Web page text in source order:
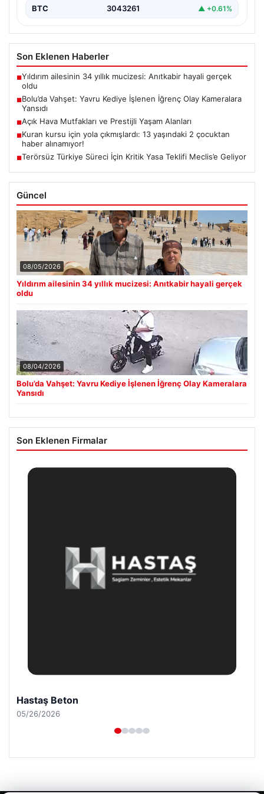
BTC 3043261 ▲ +0.61%
Son Eklenen Haberler
■Yıldırım ailesinin 34 yıllık mucizesi: Anıtkabir hayali gerçek
oldu
■Bolu’da Vahşet: Yavru Kediye İşlenen İğrenç Olay Kameralara
Yansıdı
■Açık Hava Mutfakları ve Prestijli Yaşam Alanları
■Kuran kursu için yola çıkmışlardı: 13 yaşındaki 2 çocuktan
haber alınamıyor!
■Terörsüz Türkiye Süreci İçin Kritik Yasa Teklifi Meclis’e Geliyor
Güncel
08/05/2026
Yıldırım ailesinin 34 yıllık mucizesi: Anıtkabir hayali gerçek
oldu
08/04/2026
Bolu’da Vahşet: Yavru Kediye İşlenen İğrenç Olay Kameralara
Yansıdı
Son Eklenen Firmalar
Prenses Night Club
04/29/2026